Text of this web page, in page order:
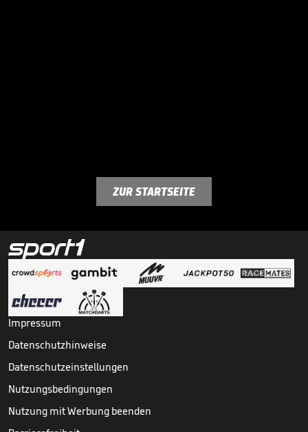
ZUR STARTSEITE
Impressum
Datenschutzhinweise
Datenschutzeinstellungen
Nutzungsbedingungen
Nutzung mit Werbung beenden